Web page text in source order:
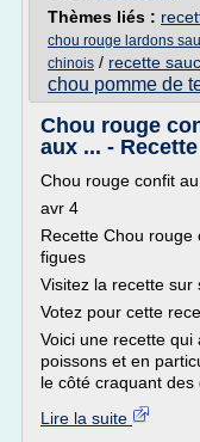
Thèmes liés :
chou rouge lardons
chinois / recette
chou pomme de
Chou rouge
aux ... - Recette
Chou rouge confit
avr 4
Recette Chou rouge
figues
Visitez la recette sur
Votez pour cette
Voici une recette
poissons et en
le côté craquant des
Lire la suite